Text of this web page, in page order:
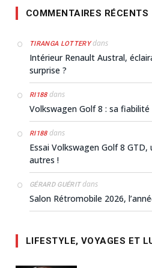
COMMENTAIRES RÉCENTS
TIRANGA LOTTERYdans
Intérieur Renault Austral,
surprise ?
RI188dans
Volkswagen Golf 8 : sa fiabilité
RI188dans
Essai Volkswagen Golf 8
autres !
GÉRARD GUÉRITdans
Salon Rétromobile 2026,
LIFESTYLE, VOYAGES ET